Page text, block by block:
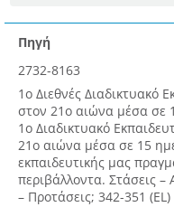
Πηγή
2732-8163
1ο Διεθνές Διαδικτυακό
στον 21ο αιώνα μέσα σε
1ο Διαδικτυακό
21ο αιώνα μέσα σε 15
εκπαιδευτικής μας
περιβάλλοντα. Στάσεις –
– Προτάσεις; 342-351 (EL)